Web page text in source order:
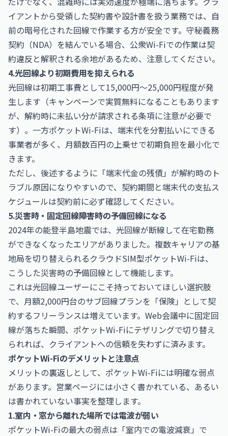
イアントから受領した契約書や設計書を扱う業務では、自
前の暗号化された回線で作業する方が安全です。守秘義務
契約（NDA）を結んでいる場合、公衆Wi-Fiでの作業は契
約違反と解釈される余地があるため、注意してください。
4.光回線より初期費用を抑えられる
光回線は初期工事費として15,000円〜25,000円程度が発
生します（キャンペーンで実質無料になることもあります
が、解約時に未払い分が請求される条項に注意が必要で
す）。一方ポケットWi-Fiは、端末代を分割払いにできる
事業者が多く、月額数百円の上乗せで初期負担を最小化で
きます。
ただし、後述するように「端末代金の残債」が解約時のト
ラブル原因になりやすいので、契約期間と端末代の支払ス
ケジュールは契約前に必ず確認してください。
5.災害時・固定回線障害時の予備回線になる
2024年の能登半島地震では、光回線が断線して在宅勤務
ができなくなったエリアがありました。複数キャリアの基
地局を切り替えられるクラウドSIM型ポケットWi-Fiは、
こうした災害時の予備回線として機能します。
これは光回線ユーザーにこそ持っておいてほしい選択肢
で、月額2,000円台のサブ回線プランを「保険」として契
約するフリーランスは増えています。Web会議中に固定回
線が落ちた瞬間、ポケットWi-Fiにテザリングで切り替え
られれば、クライアントへの信頼を失わずに済みます。
ポケットWi-Fiのデメリットと注意点
メリットの裏返しとして、ポケットWi-Fiには明確な弱点
があります。営業ページには小さく書かれている、あるい
は書かれていない事実を整理します。
1.室内・窓から離れた場所では電波が弱い
ポケットWi-Fiの最大の弱点は「室内での電波減衰」で